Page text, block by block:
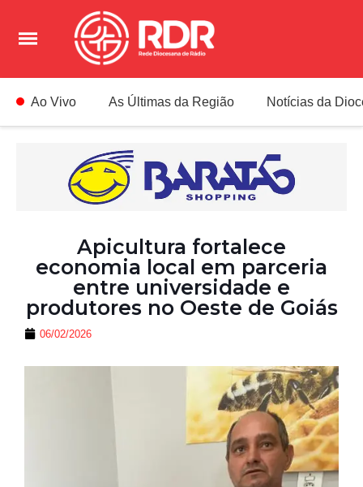
Ao Vivo As Últimas da Região Notícias da
Apicultura fortalece
economia local em parceria
entre universidade e
produtores no Oeste de Goiás
06/02/2026